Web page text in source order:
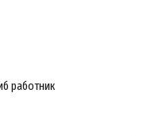
работник